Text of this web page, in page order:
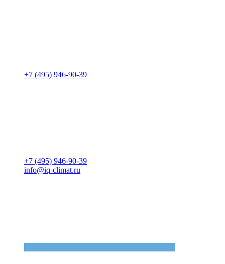
+7 (495) 946-90-39
+7 (495) 946-90-39
info@iq-climat.ru